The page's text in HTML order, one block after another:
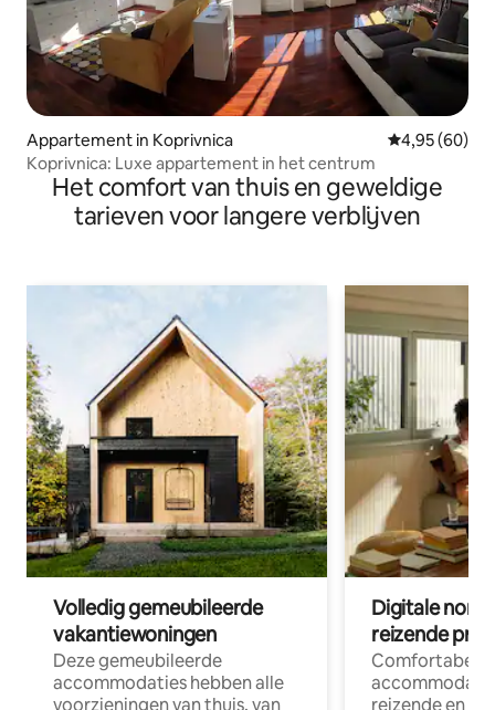
Appartement in Koprivnica Gemiddelde
4,95 (60)
Koprivnica: Luxe appartement in het centrum
Het comfort van thuis en geweldige
tarieven voor langere verblijven
Volledig gemeubileerde
vakantiewoningen
Deze gemeubileerde
accommodaties hebben alle
voorzieningen van thuis, van
Digitale
reizende
Comfortabele
reizende en